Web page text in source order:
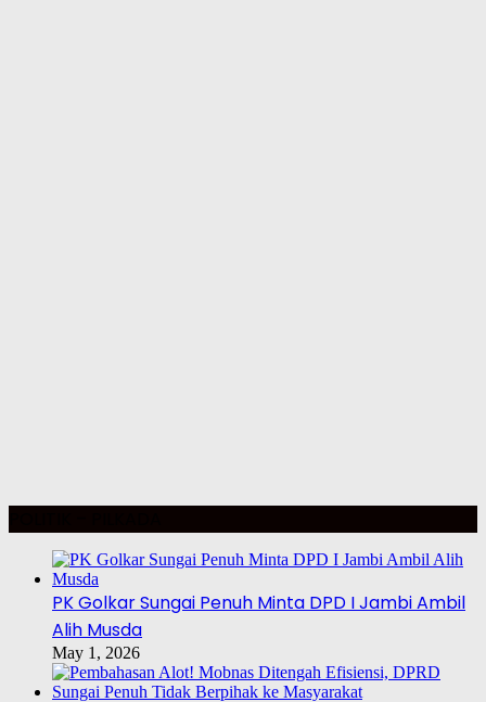
PK Golkar Sungai Penuh Minta DPD I Jambi Ambil
Alih Musda
May 1, 2026